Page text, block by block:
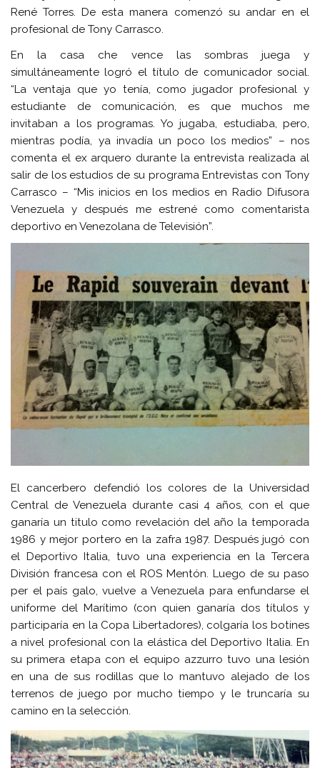
René Torres. De esta manera comenzó su andar en el
profesional de Tony Carrasco.
En la casa che vence las sombras juega y
simultáneamente logró el título de comunicador social.
“La ventaja que yo tenía, como jugador profesional y
estudiante de comunicación, es que muchos me
invitaban a los programas. Yo jugaba, estudiaba, pero,
mientras podía, ya invadía un poco los medios” – nos
comenta el ex arquero durante la entrevista realizada al
salir de los estudios de su programa Entrevistas con Tony
Carrasco – “Mis inicios en los medios en Radio Difusora
Venezuela y después me estrené como comentarista
deportivo en Venezolana de Televisión”.
El cancerbero defendió los colores de la Universidad
Central de Venezuela durante casi 4 años, con el que
ganaría un titulo como revelación del año la temporada
1986 y mejor portero en la zafra 1987. Después jugó con
el Deportivo Italia, tuvo una experiencia en la Tercera
División francesa con el ROS Mentón. Luego de su paso
per el país galo, vuelve a Venezuela para enfundarse el
uniforme del Marítimo (con quien ganaría dos títulos y
participaría en la Copa Libertadores), colgaría los botines
a nivel profesional con la elástica del Deportivo Italia. En
su primera etapa con el equipo azzurro tuvo una lesión
en una de sus rodillas que lo mantuvo alejado de los
terrenos de juego por mucho tiempo y le truncaría su
camino en la selección.